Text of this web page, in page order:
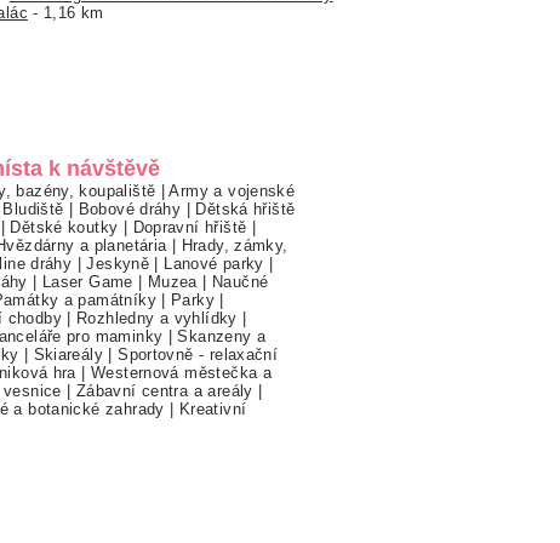
- 1,16 km
k návštěvě
bazény, koupaliště |Army a vojenské
Bludiště | Bobové dráhy | Dětská hřiště
| Dětské koutky | Dopravní hřiště |
a planetária | Hrady, zámky,
dráhy |Jeskyně | Lanové parky |
| Laser Game | Muzea | Naučné
a památníky| Parky |
chodby| Rozhledny a vyhlídky |
pro maminky |Skanzeny a
| Skiareály |Sportovně - relaxační
hra |Westernová městečka a
| Zábavní centra a areály |
a botanické zahrady | Kreativní